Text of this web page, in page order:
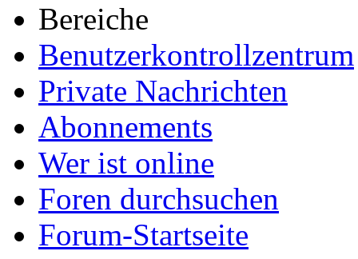
Bereiche
Benutzerkontrollzentrum
Private Nachrichten
Abonnements
Wer ist online
Foren durchsuchen
Forum-Startseite